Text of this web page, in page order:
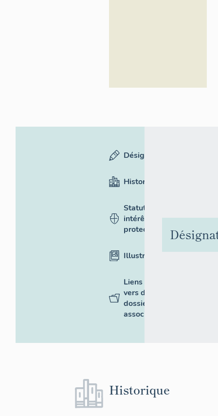
Désignation
Historique
Statut,
intérêt et
protection
Illustrations
Liens
vers des
dossiers
associés
Historique